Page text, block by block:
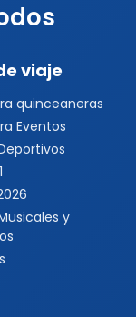
viaje
quinceaneras
Eventos
y